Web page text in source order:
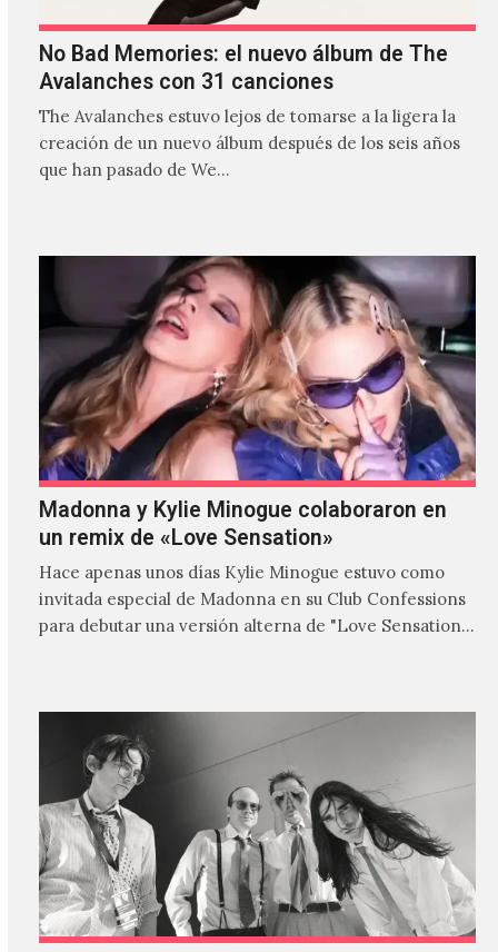
No Bad Memories: el nuevo álbum de The
Avalanches con 31 canciones
The Avalanches estuvo lejos de tomarse a la ligera la
creación de un nuevo álbum después de los seis años
que han pasado de We…
Madonna y Kylie Minogue colaboraron en
un remix de «Love Sensation»
Hace apenas unos días Kylie Minogue estuvo como
invitada especial de Madonna en su Club Confessions
para debutar una versión alterna de "Love Sensation",